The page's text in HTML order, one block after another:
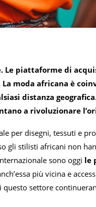
Le piattaforme di
moda africana è
distanza
a rivoluzionare
per disegni, tessuti e
gli stilisti africani non
sono oggi le
più vicina e
settore